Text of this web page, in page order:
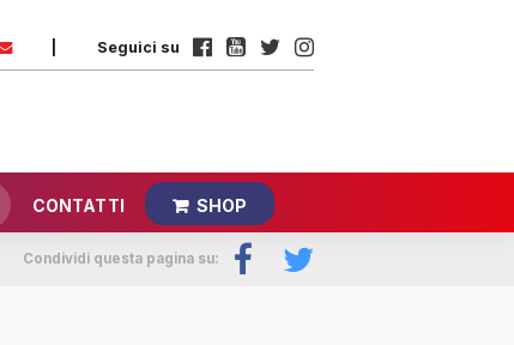
Seguici su
CONTATTI SHOP
Condividi questa pagina su: